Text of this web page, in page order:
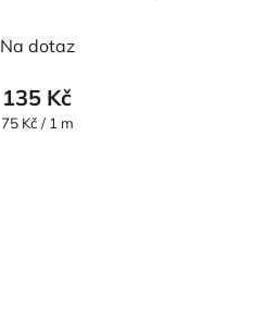
Na dotaz
135 Kč
Měrná
75 Kč / 1 m